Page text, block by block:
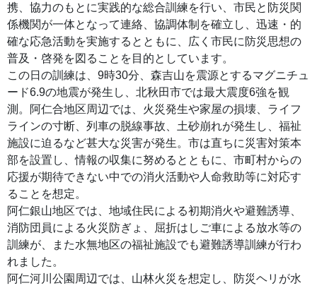
携、協力のもとに実践的な総合訓練を行い、市民と防災関
係機関が一体となって連絡、協調体制を確立し、迅速・的
確な応急活動を実施するとともに、広く市民に防災思想の
普及・啓発を図ることを目的としています。
この日の訓練は、9時30分、森吉山を震源とするマグニチュ
ード6.9の地震が発生し、北秋田市では最大震度6強を観
測。阿仁合地区周辺では、火災発生や家屋の損壊、ライフ
ラインの寸断、列車の脱線事故、土砂崩れが発生し、福祉
施設に迫るなど甚大な災害が発生。市は直ちに災害対策本
部を設置し、情報の収集に努めるとともに、市町村からの
応援が期待できない中での消火活動や人命救助等に対応す
ることを想定。
阿仁銀山地区では、地域住民による初期消火や避難誘導、
消防団員による火災防ぎょ、屈折はしご車による放水等の
訓練が、また水無地区の福祉施設でも避難誘導訓練が行わ
れました。
阿仁河川公園周辺では、山林火災を想定し、防災ヘリが水